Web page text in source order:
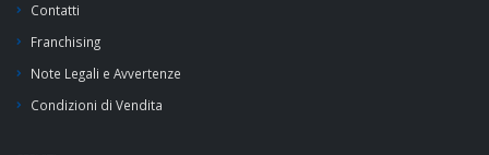
Contatti
Franchising
Note Legali e Avvertenze
Condizioni di Vendita